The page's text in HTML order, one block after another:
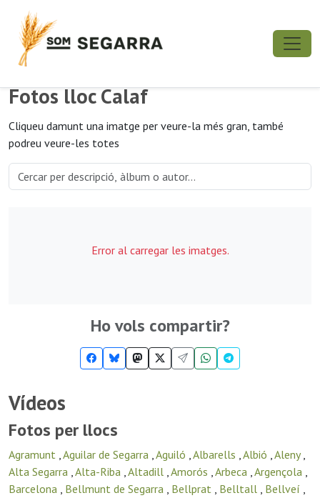
Fotos lloc Calaf
Cliqueu damunt una imatge per veure-la més gran, també
podreu veure-les totes
Error al carregar les imatges.
Ho vols compartir?
Vídeos
Fotos per llocs
Agramunt ,Aguilar de Segarra ,Aguiló ,Albarells ,Albió ,Aleny,
Alta Segarra ,Alta-Riba ,Altadill ,Amorós ,Arbeca ,Argençola ,
Barcelona , Bellmunt de Segarra , Bellprat , Belltall , Bellveí ,